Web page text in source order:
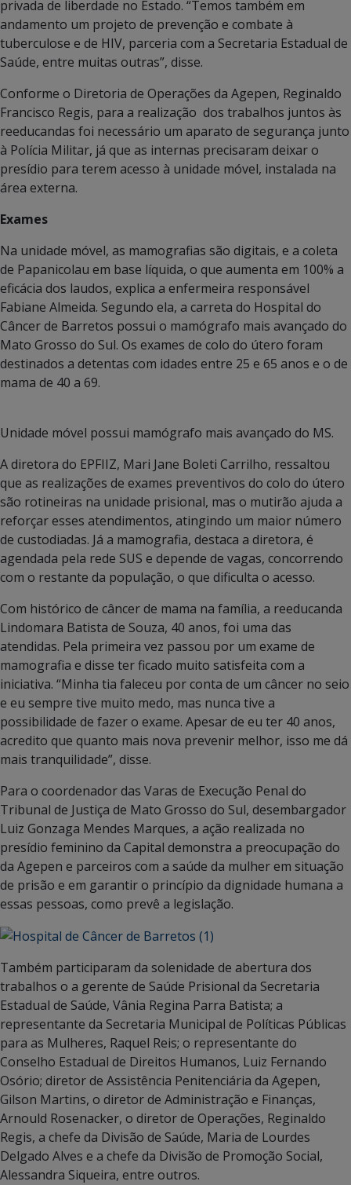
privada de liberdade no Estado. “Temos também em
andamento um projeto de prevenção e combate à
tuberculose e de HIV, parceria com a Secretaria Estadual de
Saúde, entre muitas outras”, disse.
Conforme o Diretoria de Operações da Agepen, Reginaldo
Francisco Regis, para a realização dos trabalhos juntos às
reeducandas foi necessário um aparato de segurança junto
à Polícia Militar, já que as internas precisaram deixar o
presídio para terem acesso à unidade móvel, instalada na
área externa.
Exames
Na unidade móvel, as mamografias são digitais, e a coleta
de Papanicolau em base líquida, o que aumenta em 100% a
eficácia dos laudos, explica a enfermeira responsável
Fabiane Almeida. Segundo ela, a carreta do Hospital do
Câncer de Barretos possui o mamógrafo mais avançado do
Mato Grosso do Sul. Os exames de colo do útero foram
destinados a detentas com idades entre 25 e 65 anos e o de
mama de 40 a 69.
Unidade móvel possui mamógrafo mais avançado do MS.
A diretora do EPFIIZ, Mari Jane Boleti Carrilho, ressaltou
que as realizações de exames preventivos do colo do útero
são rotineiras na unidade prisional, mas o mutirão ajuda a
reforçar esses atendimentos, atingindo um maior número
de custodiadas. Já a mamografia, destaca a diretora, é
agendada pela rede SUS e depende de vagas, concorrendo
com o restante da população, o que dificulta o acesso.
Com histórico de câncer de mama na família, a reeducanda
Lindomara Batista de Souza, 40 anos, foi uma das
atendidas. Pela primeira vez passou por um exame de
mamografia e disse ter ficado muito satisfeita com a
iniciativa. “Minha tia faleceu por conta de um câncer no seio
e eu sempre tive muito medo, mas nunca tive a
possibilidade de fazer o exame. Apesar de eu ter 40 anos,
acredito que quanto mais nova prevenir melhor, isso me dá
mais tranquilidade”, disse.
Para o coordenador das Varas de Execução Penal do
Tribunal de Justiça de Mato Grosso do Sul, desembargador
Luiz Gonzaga Mendes Marques, a ação realizada no
presídio feminino da Capital demonstra a preocupação do
da Agepen e parceiros com a saúde da mulher em situação
de prisão e em garantir o princípio da dignidade humana a
essas pessoas, como prevê a legislação.
Também participaram da solenidade de abertura dos
trabalhos o a gerente de Saúde Prisional da Secretaria
Estadual de Saúde, Vânia Regina Parra Batista; a
representante da Secretaria Municipal de Políticas Públicas
para as Mulheres, Raquel Reis; o representante do
Conselho Estadual de Direitos Humanos, Luiz Fernando
Osório; diretor de Assistência Penitenciária da Agepen,
Gilson Martins, o diretor de Administração e Finanças,
Arnould Rosenacker, o diretor de Operações, Reginaldo
Regis, a chefe da Divisão de Saúde, Maria de Lourdes
Delgado Alves e a chefe da Divisão de Promoção Social,
Alessandra Siqueira, entre outros.